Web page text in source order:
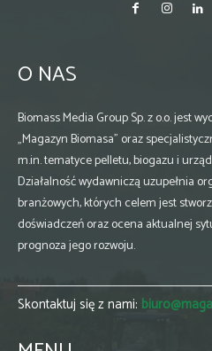
O NAS
Biomass Media Group Sp. z o.o. jest
„Magazyn Biomasa” oraz
m.in. tematyce pelletu, biogazu i
Działalność wydawniczą uzupełnia
branżowych, których celem jest
doświadczeń oraz ocena aktualnej
prognoza jego rozwoju.
Skontaktuj się z nami: